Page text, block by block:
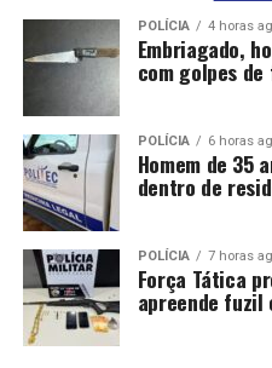
POLÍCIA 4 horas
Embriagado,
com golpes
POLÍCIA 6 horas
Homem de 35
dentro de
POLÍCIA 7 horas
Força Tática
apreende fuzil